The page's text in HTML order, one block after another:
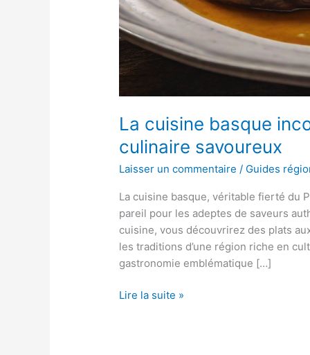
La cuisine basque
culinaire savoureux
Laisser un commentaire / Guides
La cuisine basque, véritable fierté du
pareil pour les adeptes de saveurs
cuisine, vous découvrirez des plats
les traditions d’une région riche en
gastronomie emblématique […]
La
Lire la suite »